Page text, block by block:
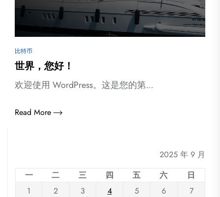
比特币
世界，您好！
欢迎使用 WordPress。这是您的第...
Read More
2025 年 9 月
一
二 三 四 五 六
日
1
2 3 4 5 6
7